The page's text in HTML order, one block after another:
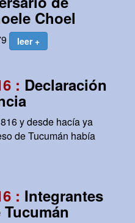
Choel
leer +
: Declaración
y desde hacía ya
de Tucumán había
: Integrantes